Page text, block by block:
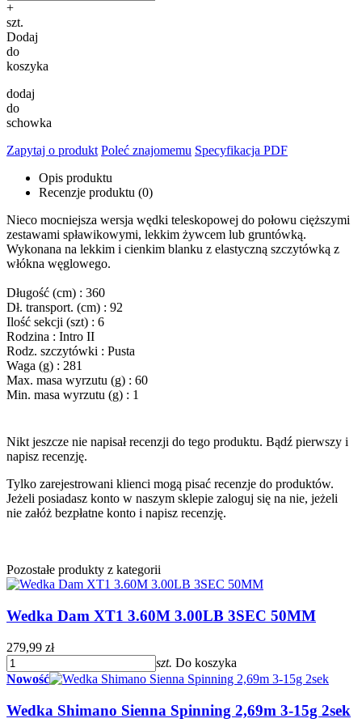
+
szt.
Dodaj
do
koszyka
dodaj
do
schowka
Zapytaj o produkt Poleć znajomemu Specyfikacja PDF
Opis produktu
Recenzje produktu (0)
Nieco mocniejsza wersja wędki teleskopowej do połowu cięższymi
zestawami spławikowymi, lekkim żywcem lub gruntówką.
Wykonana na lekkim i cienkim blanku z elastyczną szczytówką z
włókna węglowego.
Długość (cm) : 360
Dł. transport. (cm) : 92
Ilość sekcji (szt) : 6
Rodzina : Intro II
Rodz. szczytówki : Pusta
Waga (g) : 281
Max. masa wyrzutu (g) : 60
Min. masa wyrzutu (g) : 1
Nikt jeszcze nie napisał recenzji do tego produktu. Bądź pierwszy i
napisz recenzję.
Tylko zarejestrowani klienci mogą pisać recenzje do produktów.
Jeżeli posiadasz konto w naszym sklepie zaloguj się na nie, jeżeli
nie załóż bezpłatne konto i napisz recenzję.
Pozostałe produkty z kategorii
Wedka Dam XT1 3.60M 3.00LB 3SEC 50MM
279,99 zł
szt. Do koszyka
Nowość
Wedka Shimano Sienna Spinning 2,69m 3-15g 2sek